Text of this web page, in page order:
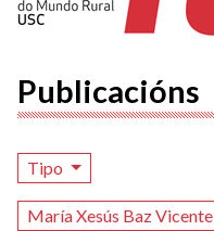
Publicacións
Tipo
María Xesús Baz Vicente